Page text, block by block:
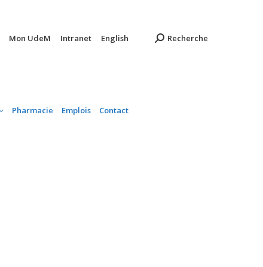
Mon UdeM Intranet English Recherche
Pharmacie Emplois Contact